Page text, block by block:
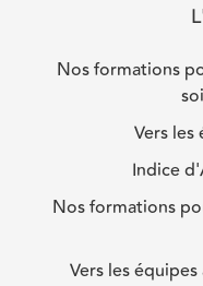
Nos formations
Vers
Indice
Nos formations
Vers les